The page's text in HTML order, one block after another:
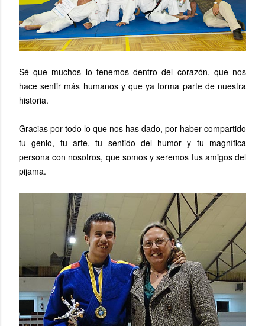
Sé que muchos lo tenemos dentro del corazón, que nos
hace sentir más humanos y que ya forma parte de nuestra
historia.
Gracias por todo lo que nos has dado, por haber compartido
tu genio, tu arte, tu sentido del humor y tu magnífica
persona con nosotros, que somos y seremos tus amigos del
pijama.